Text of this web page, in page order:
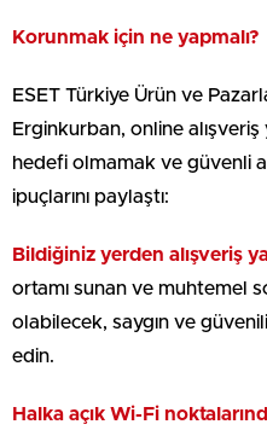
Korunmak için ne yapmalı?
ESET Türkiye Ürün ve
Erginkurban, online alışveriş
hedefi olmamak ve güvenli
ipuçlarını paylaştı:
Bildiğiniz yerden alışveriş
ortamı sunan ve muhtemel
olabilecek, saygın ve
edin.
Halka açık Wi-Fi